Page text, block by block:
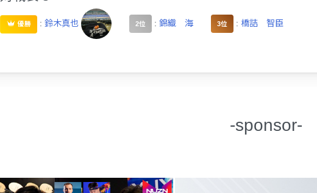
優勝 : 鈴木真也 2位 : 錦織 海 3位 : 橋詰 智臣
-sponsor-